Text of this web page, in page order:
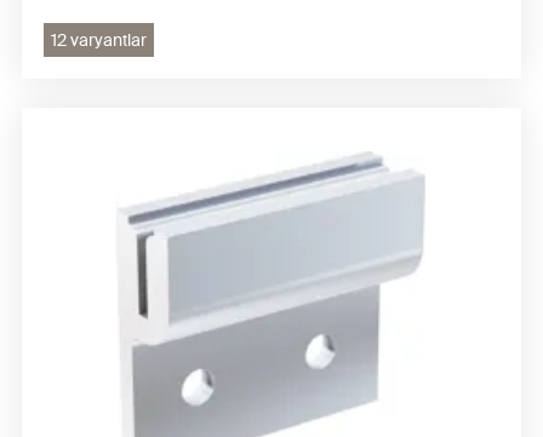
12 varyantlar